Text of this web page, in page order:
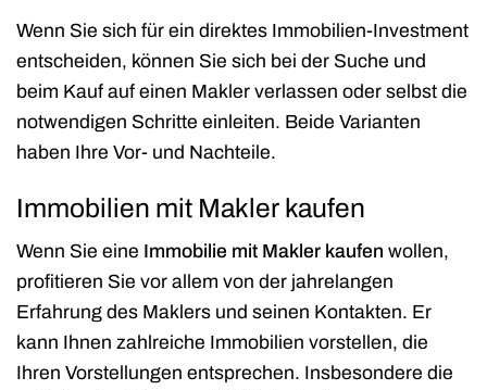
Wenn Sie sich für ein direktes Immobilien-Investment
entscheiden, können Sie sich bei der Suche und
beim Kauf auf einen Makler verlassen oder selbst die
notwendigen Schritte einleiten. Beide Varianten
haben Ihre Vor- und Nachteile.
Immobilien mit Makler kaufen
Wenn Sie eine Immobilie mit Makler kaufen wollen,
profitieren Sie vor allem von der jahrelangen
Erfahrung des Maklers und seinen Kontakten. Er
kann Ihnen zahlreiche Immobilien vorstellen, die
Ihren Vorstellungen entsprechen. Insbesondere die